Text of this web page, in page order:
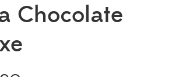
Chocolate